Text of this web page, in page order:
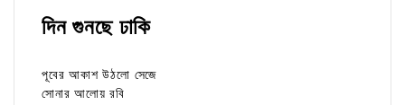
দিন গুনছে ঢাকি
পূবের আকাশ উঠলো সেজে
সোনার আলোয় রবি